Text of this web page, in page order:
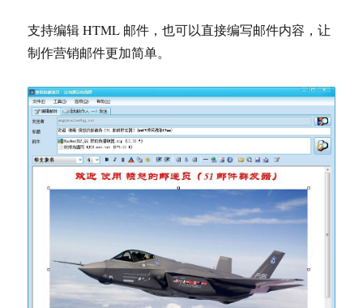
支持编辑 HTML 邮件，也可以直接编写邮件内容，让
制作营销邮件更加简单。